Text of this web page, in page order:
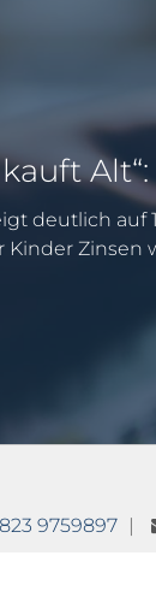
deutlich auf
Kinder Zinsen
9759897